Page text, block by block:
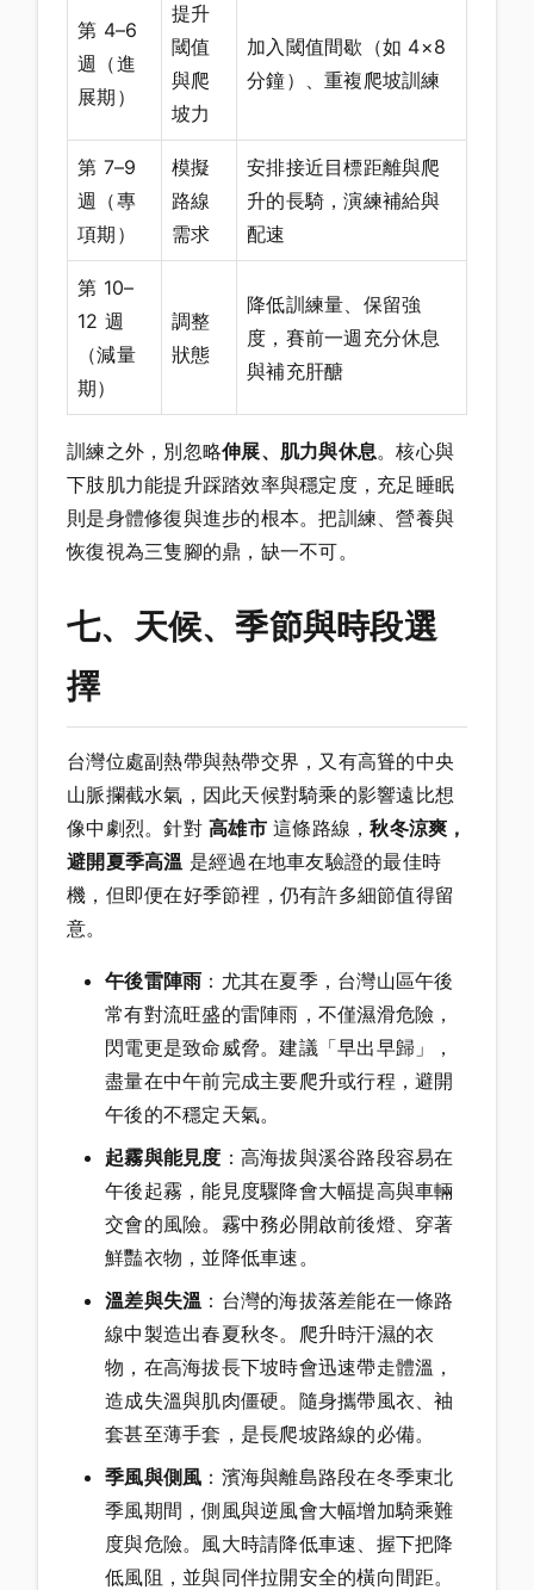
第 4–6
週（進
展期）
提升
閾值
與爬
坡力
加入閾值間歇（如 4×8
分鐘）、重複爬坡訓練
第 7–9
週（專
項期）
模擬
路線
需求
安排接近目標距離與爬
升的長騎，演練補給與
配速
第 10–
12 週
（減量
期）
調整
狀態
降低訓練量、保留強
度，賽前一週充分休息
與補充肝醣
訓練之外，別忽略伸展、肌力與休息。核心與
下肢肌力能提升踩踏效率與穩定度，充足睡眠
則是身體修復與進步的根本。把訓練、營養與
恢復視為三隻腳的鼎，缺一不可。
七、天候、季節與時段選
擇
台灣位處副熱帶與熱帶交界，又有高聳的中央
山脈攔截水氣，因此天候對騎乘的影響遠比想
像中劇烈。針對 高雄市這條路線，秋冬涼爽，
避開夏季高溫 是經過在地車友驗證的最佳時
機，但即便在好季節裡，仍有許多細節值得留
意。
午後雷陣雨 ：尤其在夏季，台灣山區午後
常有對流旺盛的雷陣雨，不僅濕滑危險，
閃電更是致命威脅。建議「早出早歸」，
盡量在中午前完成主要爬升或行程，避開
午後的不穩定天氣。
起霧與能見度 ：高海拔與溪谷路段容易在
午後起霧，能見度驟降會大幅提高與車輛
交會的風險。霧中務必開啟前後燈、穿著
鮮豔衣物，並降低車速。
溫差與失溫 ：台灣的海拔落差能在一條路
線中製造出春夏秋冬。爬升時汗濕的衣
物，在高海拔長下坡時會迅速帶走體溫，
造成失溫與肌肉僵硬。隨身攜帶風衣、袖
套甚至薄手套，是長爬坡路線的必備。
季風與側風 ：濱海與離島路段在冬季東北
季風期間，側風與逆風會大幅增加騎乘難
度與危險。風大時請降低車速、握下把降
低風阻，並與同伴拉開安全的橫向間距。